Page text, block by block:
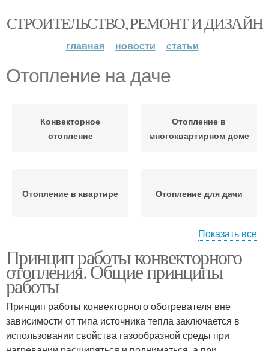
СТРОИТЕЛЬСТВО, РЕМОНТ И ДИЗАЙН
главная новости статьи
Отопление на даче
Конвекторное
отопление
Отопление в
многоквартирном доме
Отопление в квартире Отопление для дачи
Газовое отопление Котёл для дачи
Электрическое
отопление
Электрокотел для
отопления
Показать все
Принцип работы конвекторного
отопления. Общие принципы
работы
Принцип работы конвекторного обогревателя вне
зависимости от типа источника тепла заключается в
использовании свойства газообразной среды при